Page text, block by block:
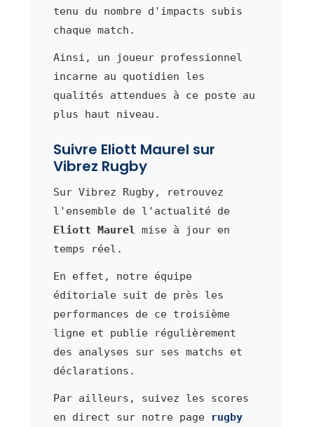
tenu du nombre d'impacts subis
chaque match.
Ainsi, un joueur professionnel
incarne au quotidien les
qualités attendues à ce poste au
plus haut niveau.
Suivre Eliott Maurel sur
Vibrez Rugby
Sur Vibrez Rugby, retrouvez
l'ensemble de l'actualité de
Eliott Maurel mise à jour en
temps réel.
En effet, notre équipe
éditoriale suit de près les
performances de ce troisième
ligne et publie régulièrement
des analyses sur ses matchs et
déclarations.
Par ailleurs, suivez les scores
en direct sur notre page
rugby